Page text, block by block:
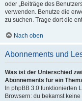
oder „Beiträge des
verwenden. Benutze die
zu suchen. Trage dort die
Nach oben
Abonnements und
Was ist der Unterschied
Abonnements für ein
In phpBB 3.0 funktionierten
Browsern: du bekamst